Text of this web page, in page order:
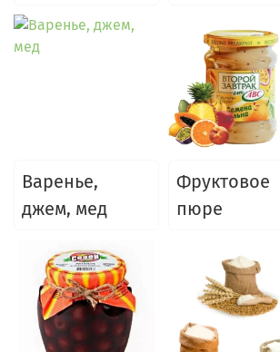
Варенье,
джем, мед
Фруктовое
пюре